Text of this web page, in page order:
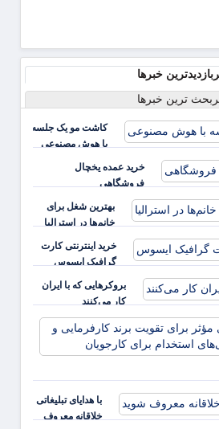
خبرها
ترین خبرها
کاشت مو یک جلسه
با هوش مصنوعی
خرید عمده یخچال
فروشگاهی
بهترین شغل برای
خانم‌ها در استرالیا
خرید اینترنتی کارت
گرافیک ایسوس
بروکرهایی‌ که با ایران
کار می‌کنند
با هدایای تبلیغاتی
خلاقانه معروف